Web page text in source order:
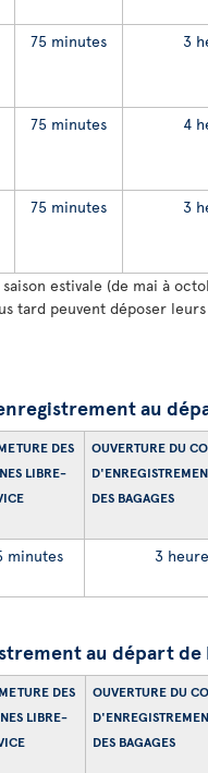
75 minutes 3
75 minutes 4
75 minutes 3
estivale (de mai à
tard peuvent déposer leurs
au
DES
LIBRE-
OUVERTURE DU
DES BAGAGES
minutes 3
au départ
DES
LIBRE-
OUVERTURE DU
DES BAGAGES